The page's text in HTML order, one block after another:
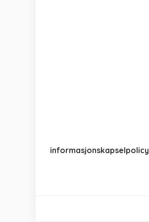
informasjonskapselpolicy